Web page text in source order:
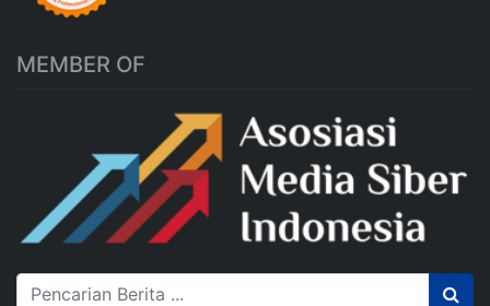
MEMBER OF